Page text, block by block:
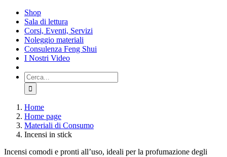
Salta
contenuto
Shop
Sala di lettura
Corsi, Eventi, Servizi
Noleggio materiali
Consulenza Feng Shui
I Nostri Video
Cerca
per:
Home
Home page
Materiali di Consumo
Incensi in stick
Incensi comodi e pronti all’uso, ideali per la profumazione degli